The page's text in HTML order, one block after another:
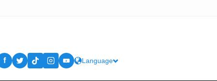
f Language